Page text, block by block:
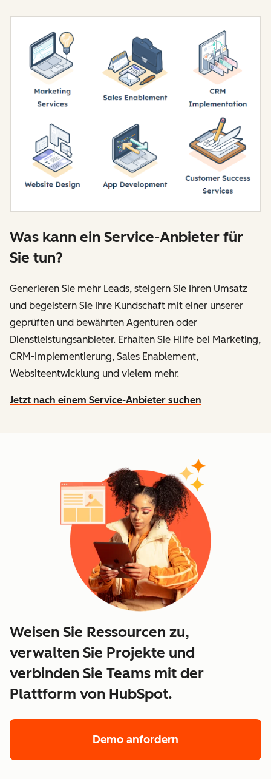
Was kann ein Service-Anbieter für
Sie tun?
Generieren Sie mehr Leads, steigern Sie Ihren Umsatz
und begeistern Sie Ihre Kundschaft mit einer unserer
geprüften und bewährten Agenturen oder
Dienstleistungsanbieter. Erhalten Sie Hilfe bei Marketing,
CRM-Implementierung, Sales Enablement,
Websiteentwicklung und vielem mehr.
Jetzt nach einem Service-Anbieter suchen
Weisen Sie Ressourcen zu,
verwalten Sie Projekte und
verbinden Sie Teams mit der
Plattform von HubSpot.
Demo anfordern